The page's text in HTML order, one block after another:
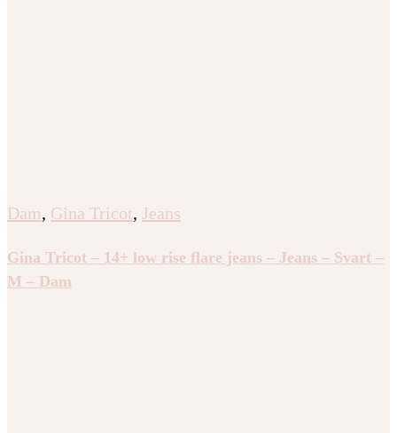
Dam, Gina Tricot, Jeans
Gina Tricot – 14+ low rise flare jeans – Jeans – Svart –
M – Dam